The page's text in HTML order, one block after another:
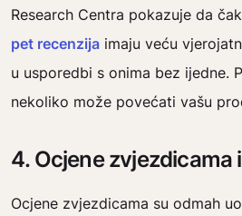
Research Centra pokazuje da
pet recenzija imaju veću
u usporedbi s onima bez ijedne.
nekoliko može povećati vašu
4. Ocjene zvjezdicama
Ocjene zvjezdicama su odmah